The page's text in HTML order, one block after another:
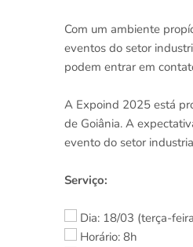
Com um ambiente
eventos do setor
podem entrar em
A Expoind 2025 está
de Goiânia. A
evento do setor
Serviço:
Dia: 18/03 (terça-
Horário: 8h